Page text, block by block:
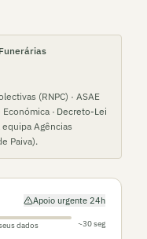
(RNPC) · ASAE
· Decreto-Lei
Agências
Paiva).
Apoio urgente 24h
dados ~30 seg